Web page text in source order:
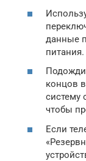
данные
питания.
концов
систему
чтобы
Если